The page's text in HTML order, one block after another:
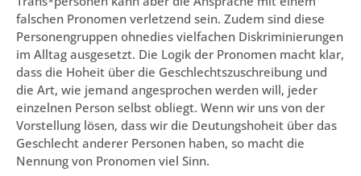
falschen Pronomen verletzend sein. Zudem sind diese
Personengruppen ohnedies vielfachen Diskriminierungen
im Alltag ausgesetzt. Die Logik der Pronomen macht klar,
dass die Hoheit über die Geschlechtszuschreibung und
die Art, wie jemand angesprochen werden will, jeder
einzelnen Person selbst obliegt. Wenn wir uns von der
Vorstellung lösen, dass wir die Deutungshoheit über das
Geschlecht anderer Personen haben, so macht die
Nennung von Pronomen viel Sinn.